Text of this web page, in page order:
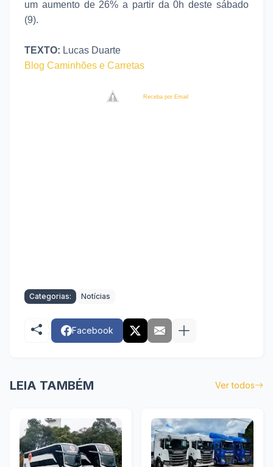
um aumento de 26% a partir da 0h deste sábado
(9).
TEXTO: Lucas Duarte
Blog Caminhões e Carretas
Receba por Email
Categorias: Notícias
Facebook
LEIA TAMBÉM Ver todos